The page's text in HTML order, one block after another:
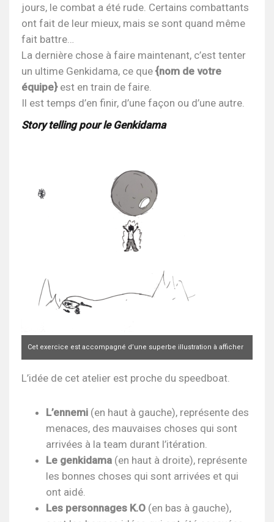
jours, le combat a été rude. Certains combattants
ont fait de leur mieux, mais se sont quand même
fait battre…
La dernière chose à faire maintenant, c’est tenter
un ultime Genkidama, ce que {nom de votre
équipe}est en train de faire.
Il est temps d’en finir, d’une façon ou d’une autre.
Story telling pour le Genkidama
Cet exercice est accompagné d’une superbe illustration à afficher
L’idée de cet atelier est proche du speedboat.
L’ennemi (en haut à gauche), représente des
menaces, des mauvaises choses qui sont
arrivées à la team durant l’itération.
Le genkidama (en haut à droite), représente
les bonnes choses qui sont arrivées et qui
ont aidé.
Les personnages K.O (en bas à gauche),